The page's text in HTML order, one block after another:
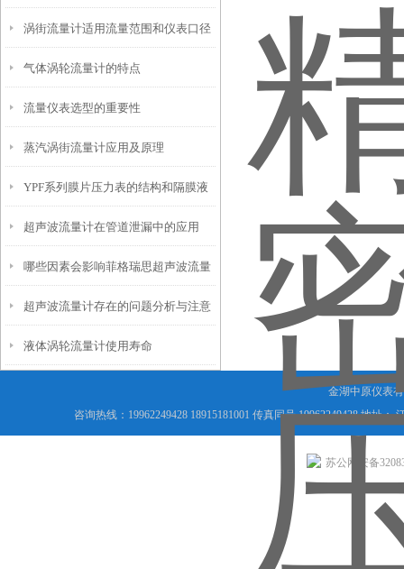
涡街流量计适用流量范围和仪表口径
的确定
气体涡轮流量计的特点
流量仪表选型的重要性
蒸汽涡街流量计应用及原理
YPF系列膜片压力表的结构和隔膜液
的选择
超声波流量计在管道泄漏中的应用
哪些因素会影响菲格瑞思超声波流量
计？
超声波流量计存在的问题分析与注意
事项
液体涡轮流量计使用寿命
金湖中原仪表
咨询热线：19962249428 18915181001 传真同号 19962249428 地址
苏公网安备